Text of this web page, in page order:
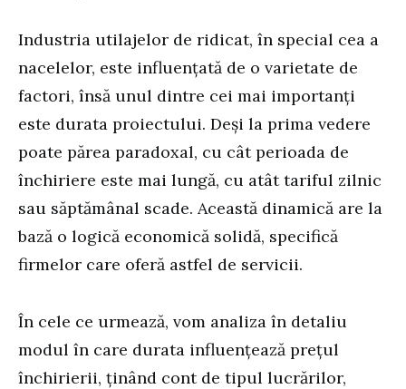
Industria utilajelor de ridicat, în special cea a
nacelelor, este influențată de o varietate de
factori, însă unul dintre cei mai importanți
este durata proiectului. Deși la prima vedere
poate părea paradoxal, cu cât perioada de
închiriere este mai lungă, cu atât tariful zilnic
sau săptămânal scade. Această dinamică are la
bază o logică economică solidă, specifică
firmelor care oferă astfel de servicii.
În cele ce urmează, vom analiza în detaliu
modul în care durata influențează prețul
închirierii, ținând cont de tipul lucrărilor,